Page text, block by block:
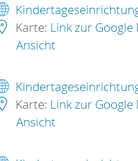
Karte: Link zur Google
Ansicht
Karte: Link zur Google
Ansicht